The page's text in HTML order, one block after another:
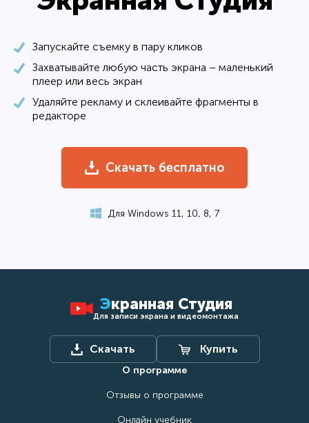
Запускайте съемку в пару кликов
Захватывайте любую часть экрана – маленький
плеер или весь экран
Удаляйте рекламу и склеивайте фрагменты в
редакторе
Скачать бесплатно
Для Windows 11, 10, 8, 7
Экранная Студия
Для записи экрана и видеомонтажа
Скачать Купить
О программе
Отзывы о программе
Онлайн учебник